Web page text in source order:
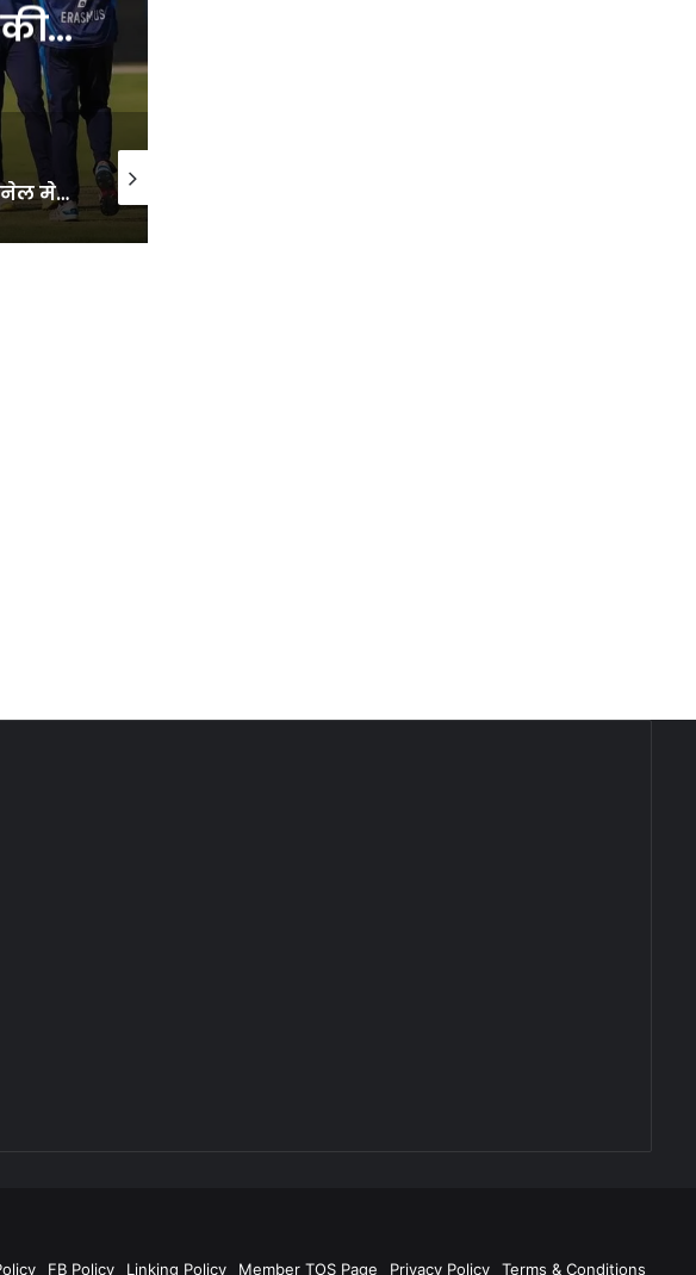
व
दिल्ली के प्रमुख बाजारों में ट्रैफिक समस्या जल्द होगी दूर:व्यापारियों से एलजी संधू ने की मीटिंग, अव्यवस्थित पार्किंग और ट्रैफिक पर चर्चा- INA NEWS
2 hours ago
FB Policy Linking Policy Member TOS Page Privacy Policy Terms & Conditions